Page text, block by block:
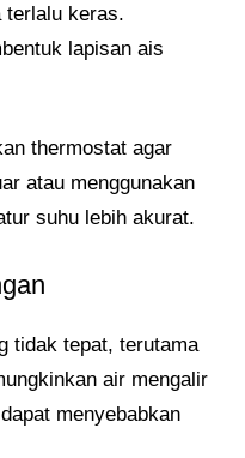
terlalu keras.
lapisan ais
thermostat agar
atau menggunakan
suhu lebih akurat.
tidak tepat, terutama
air mengalir
menyebabkan